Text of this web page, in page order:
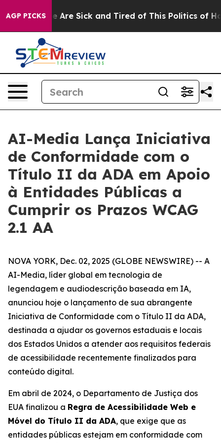
AGP PICKS
“People Are Sick and Tired of This Politics of
AI-Media Lança Iniciativa
de Conformidade com o
Título II da ADA em Apoio
à Entidades Públicas a
Cumprir os Prazos WCAG
2.1 AA
NOVA YORK, Dec. 02, 2025 (GLOBE NEWSWIRE) -- A
AI-Media, líder global em tecnologia de
legendagem e audiodescrição baseada em IA,
anunciou hoje o lançamento de sua abrangente
Iniciativa de Conformidade com o Título II da ADA,
destinada a ajudar os governos estaduais e locais
dos Estados Unidos a atender aos requisitos federais
de acessibilidade recentemente finalizados para
conteúdo digital.
Em abril de 2024, o Departamento de Justiça dos
EUA finalizou a Regra de Acessibilidade Web e
Móvel do Título II da ADA, que exige que as
entidades públicas estejam em conformidade com